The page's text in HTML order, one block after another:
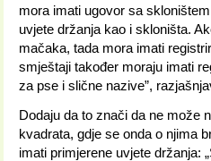
mora imati ugovor sa
uvjete držanja kao i skloništa.
mačaka, tada mora imati
smještaji također moraju imati
za pse i slične nazive”,
Dodaju da to znači da ne može
kvadrata, gdje se onda o njima
imati primjerene uvjete držanja: